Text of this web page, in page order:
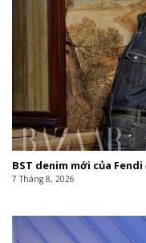
Người phụ nữ kiếm bộn
chân&amp;apos; của
7 Tháng 8, 2026